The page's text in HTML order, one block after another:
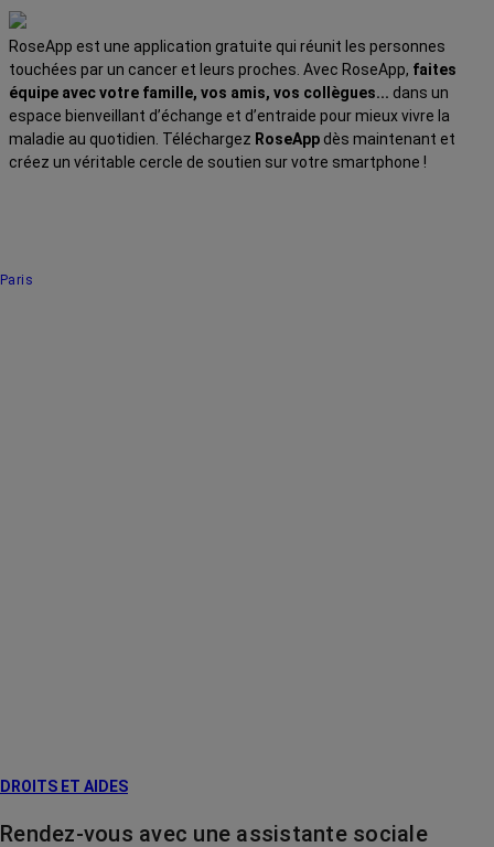
RoseApp est une application gratuite qui réunit les personnes
touchées par un cancer et leurs proches. Avec RoseApp, faites
équipe avec votre famille, vos amis, vos collègues... dans un
espace bienveillant d’échange et d’entraide pour mieux vivre la
maladie au quotidien. Téléchargez RoseApp dès maintenant et
créez un véritable cercle de soutien sur votre smartphone !
Paris
DROITS ET AIDES
Rendez-vous avec une assistante sociale